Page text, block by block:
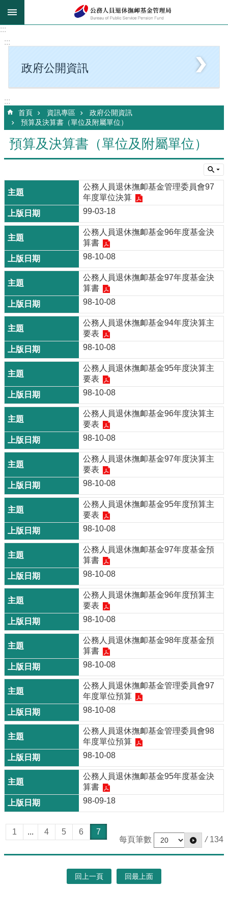
跳到主要內容區塊
:::
:::
政府公開資訊
:::
首頁 資訊專區
政府公開資訊
預算及決算書（單位及附屬單位）
預算及決算書（單位及附屬單位）
公務人員退休撫卹基金管理委員會97
年度單位決算
99-03-18
公務人員退休撫卹基金96年度基金決
算書
98-10-08
公務人員退休撫卹基金97年度基金決
算書
98-10-08
公務人員退休撫卹基金94年度決算主
要表
98-10-08
公務人員退休撫卹基金95年度決算主
要表
98-10-08
公務人員退休撫卹基金96年度決算主
要表
98-10-08
公務人員退休撫卹基金97年度決算主
要表
98-10-08
公務人員退休撫卹基金95年度預算主
要表
98-10-08
公務人員退休撫卹基金97年度基金預
算書
98-10-08
公務人員退休撫卹基金96年度預算主
要表
98-10-08
公務人員退休撫卹基金98年度基金預
算書
98-10-08
公務人員退休撫卹基金管理委員會97
年度單位預算
98-10-08
公務人員退休撫卹基金管理委員會98
年度單位預算
98-10-08
公務人員退休撫卹基金95年度基金決
算書
98-09-18
1 ... 4 5 6
7
每頁筆數
/ 134
回上一頁 回最上面